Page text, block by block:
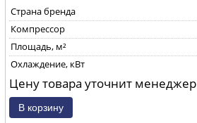
Страна бренда
Компрессор
Площадь, м²
Охлаждение, кВт
Цену товара уточнит менеджер